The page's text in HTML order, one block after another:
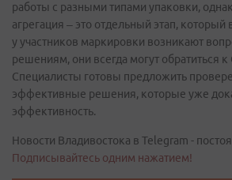
работы с разными типами упаковки,
агрегация – это отдельный этап, который
у участников маркировки возникают
решениям, они всегда могут обратиться
Специалисты готовы предложить
эффективные решения, которые уже
эффективность.
Новости Владивостока в Telegram -
Подписывайтесь одним нажатием!